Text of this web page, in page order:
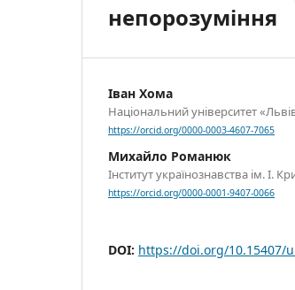
непорозуміння
Іван Хома
Національний університет
https://orcid.org/0000-0003-4607-7065
Михайло Романюк
Інститут українознавства ім. І.
https://orcid.org/0000-0001-9407-0066
DOI: https://doi.org/10.15407/